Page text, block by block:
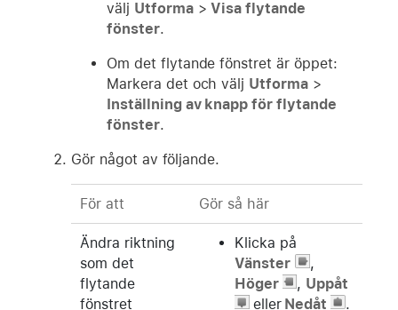
välj Utforma>Visa flytande
fönster.
Om det flytande fönstret är öppet:
Markera det och välj Utforma>
Inställning av knapp för flytande
fönster.
Gör något av följande.
För att Gör så här
Ändra riktning
som det
flytande
fönstret
Klicka på
Vänster
,
Höger
, Uppåt
ellerNedåt .